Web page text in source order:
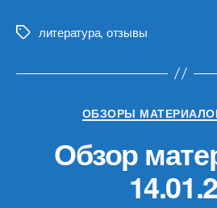
Меткилитература, отзывы
ОБЗОРЫ
Обзор